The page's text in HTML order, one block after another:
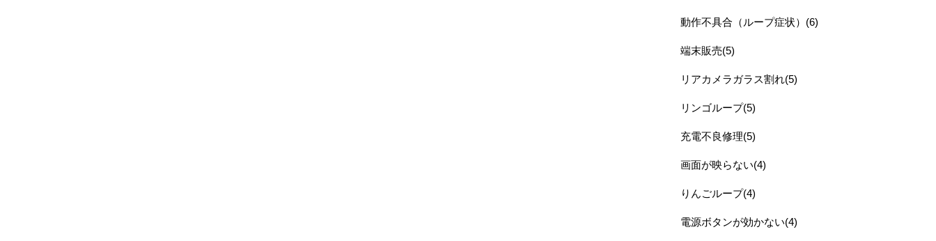
動作不具合（ループ症状）(6)
端末販売(5)
リアカメラガラス割れ(5)
リンゴループ(5)
充電不良修理(5)
画面が映らない(4)
りんごループ(4)
電源ボタンが効かない(4)